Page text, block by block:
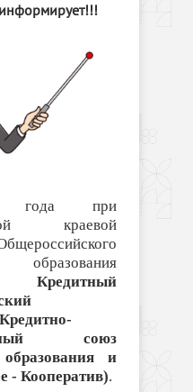
при
краевой
образования
Кредитный
союз
и
- Кооператив).